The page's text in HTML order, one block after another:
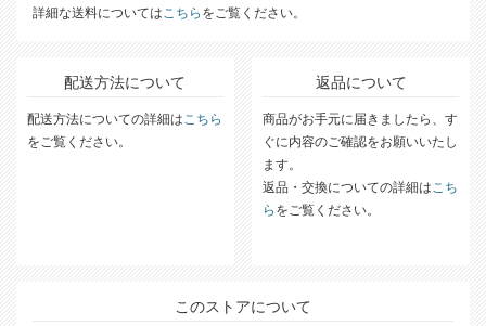
詳細な送料については こちら をご覧ください。
配送方法について
配送方法についての詳細は こちら
をご覧ください。
返品について
商品がお手元に届きましたら、す
ぐに内容のご確認をお願いいたし
ます。
返品・交換についての詳細は こち
ら をご覧ください。
このストアについて